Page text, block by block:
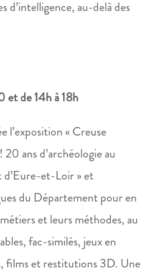
d’intelligence, au-delà des
et de 14h à 18h
l’exposition « Creuse
ans d’archéologie au
et-Loir » et
du Département pour en
et leurs méthodes, au
fac-similés, jeux en
films et restitutions 3D. Une